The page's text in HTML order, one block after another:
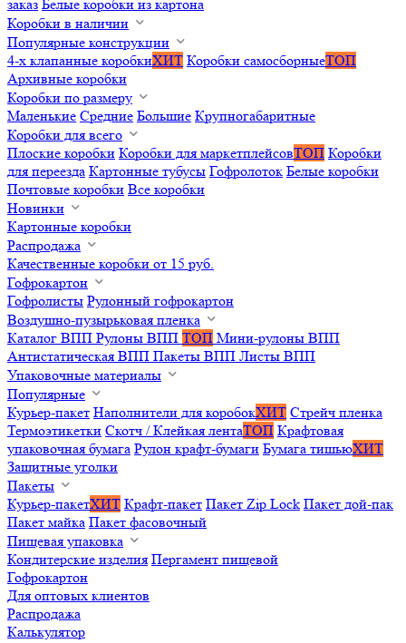
заказ Белые коробки из картона
Коробки в наличии
Популярные конструкции
4-х клапанные коробкиХИТ Коробки самосборныеТОП
Архивные коробки
Коробки по размеру
Маленькие Средние Большие Крупногабаритные
Коробки для всего
Плоские коробки Коробки для маркетплейсовТОП Коробки
для переезда Картонные тубусы Гофролоток Белые коробки
Почтовые коробки Все коробки
Новинки
Картонные коробки
Распродажа
Качественные коробки от 15 руб.
Гофрокартон
Гофролисты Рулонный гофрокартон
Воздушно-пузырьковая пленка
Каталог ВПП Рулоны ВПП ТОП Мини-рулоны ВПП
Антистатическая ВПП Пакеты ВПП Листы ВПП
Упаковочные материалы
Популярные
Курьер-пакет Наполнители для коробокХИТ Стрейч пленка
Термоэтикетки Скотч / Клейкая лентаТОП Крафтовая
упаковочная бумага Рулон крафт-бумаги Бумага тишьюХИТ
Защитные уголки
Пакеты
Курьер-пакетХИТ Крафт-пакет Пакет Zip Lock Пакет дой-пак
Пакет майка Пакет фасовочный
Пищевая упаковка
Кондитерские изделия Пергамент пищевой
Гофрокартон
Для оптовых клиентов
Распродажа
Калькулятор